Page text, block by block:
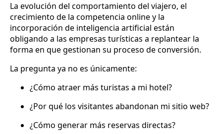
La evolución del comportamiento del viajero, el
crecimiento de la competencia online y la
incorporación de inteligencia artificial están
obligando a las empresas turísticas a replantear la
forma en que gestionan su proceso de conversión.
La pregunta ya no es únicamente:
¿Cómo atraer más turistas a mi hotel?
¿Por qué los visitantes abandonan mi sitio web?
¿Cómo generar más reservas directas?